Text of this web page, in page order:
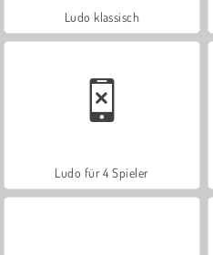
Ludo klassisch
Ludo für 4 Spieler